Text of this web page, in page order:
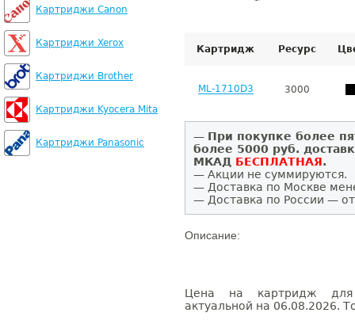
Картриджи Canon
Картриджи Xerox
Картриджи Brother
Картриджи Kyocera Mita
Картриджи Panasonic
Картридж Ресурс
ML-1710D3 3000
— При покупке более
более 5000 руб.
МКАД БЕСПЛАТНАЯ.
— Акции не суммируются.
— Доставка по Москве
— Доставка по России —
Описание:
Цена на картридж для
актуальной на 06.08.2026.